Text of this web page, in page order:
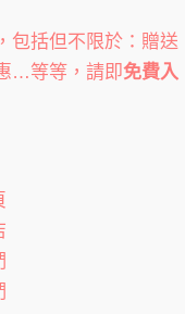
包括但不限於：贈送
…等等，請即免費入